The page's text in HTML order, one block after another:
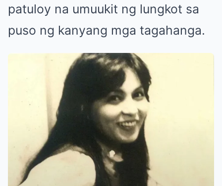
patuloy na umuukit ng lungkot sa
puso ng kanyang mga tagahanga.